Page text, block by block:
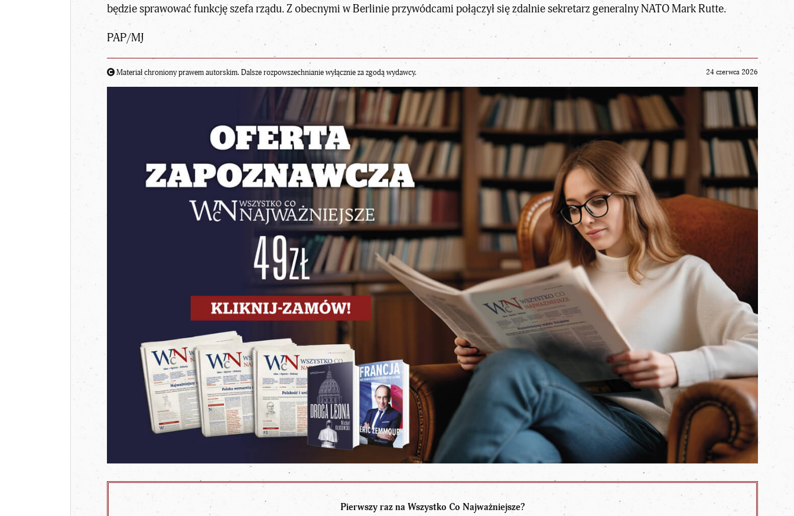
będzie sprawować funkcję szefa rządu. Z obecnymi w Berlinie przywódcami połączył się zdalnie sekretarz generalny NATO Mark Rutte.
PAP/MJ
Materiał chroniony prawem autorskim. Dalsze rozpowszechnianie wyłącznie za zgodą wydawcy. 24 czerwca 2026
Pierwszy raz na Wszystko Co Najważniejsze?